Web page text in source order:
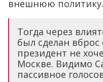
внешнюю политику.
Тогда через
был сделан
президент не
Москве. Видимо
пассивное